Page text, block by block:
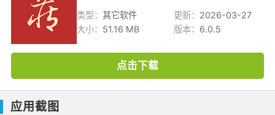
类型：其它软件 更新： 2026-03-27
大小： 51.16 MB 版本： 6.0.5
点击下载
应用截图